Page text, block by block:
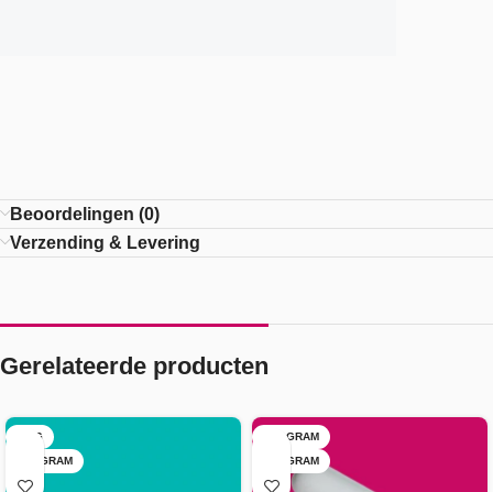
Beoordelingen (0)
Verzending & Levering
Gerelateerde producten
1 KG
500 GRAM
400 GRAM
800 GRAM